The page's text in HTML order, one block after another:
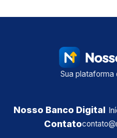
Sua plataforma
Nosso Banco Digital
Contato